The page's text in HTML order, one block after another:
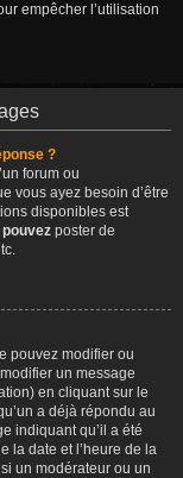
empêcher l’utilisation
?
forum ou
vous ayez besoin d’être
disponibles est
pouvez poster de
pouvez modifier ou
un message
en cliquant sur le
a déjà répondu au
indiquant qu’il a été
la date et l’heure de la
un modérateur ou un